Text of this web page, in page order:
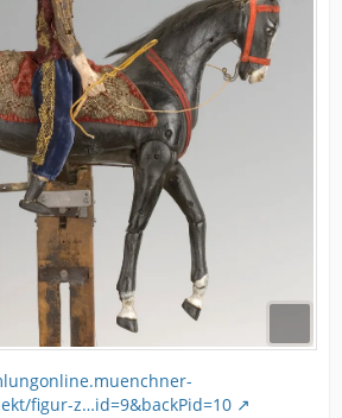
figur-z…id=9&backPid=10